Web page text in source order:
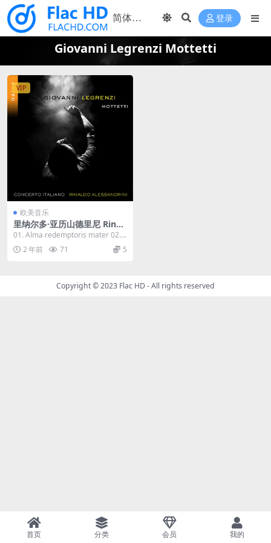
登录
Giovanni Legrenzi Mottetti
VIP
欧美音乐
里纳尔多·亚历山德里尼 Rinal
do Alessandrini - Giovanni
Legrenzi Mottetti 2023 [24
Bit/88.2kHz] [Hi-Res Flac 8
01. Alma redemptoris mater 02.
Albescite...
2 年前 71 5
Copyright © 2023 Flac HD- All rights reserved
首页 分类 会员 我的